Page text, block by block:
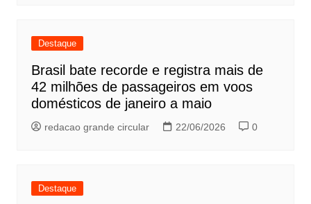
Destaque
Brasil bate recorde e registra mais de
42 milhões de passageiros em voos
domésticos de janeiro a maio
redacao grande circular 22/06/2026 0
Destaque